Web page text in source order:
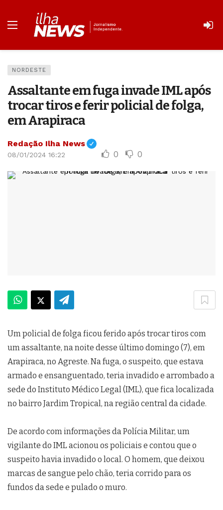
NORDESTE
Assaltante em fuga invade IML após
trocar tiros e ferir policial de folga,
em Arapiraca
Redação Ilha News
08/01/2024 16:22 0 0
Um policial de folga ficou ferido após trocar tiros com
um assaltante, na noite desse último domingo (7), em
Arapiraca, no Agreste. Na fuga, o suspeito, que estava
armado e ensanguentado, teria invadido e arrombado a
sede do Instituto Médico Legal (IML), que fica localizada
no bairro Jardim Tropical, na região central da cidade.
De acordo com informações da Polícia Militar, um
vigilante do IML acionou os policiais e contou que o
suspeito havia invadido o local. O homem, que deixou
marcas de sangue pelo chão, teria corrido para os
fundos da sede e pulado o muro.